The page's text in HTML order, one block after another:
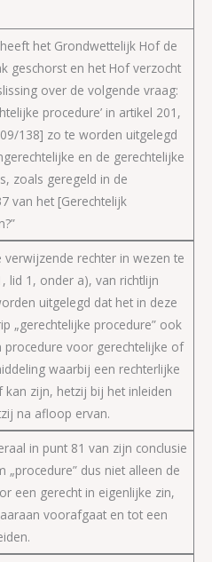
het Grondwettelijk Hof de
geschorst en het Hof verzocht
over de volgende vraag:
procedure’ in artikel 201,
138] zo te worden uitgelegd
en de gerechtelijke
zoals geregeld in de
van het [Gerechtelijk
rechter in wezen te
lid 1, onder a), van richtlijn
uitgelegd dat het in deze
„gerechtelijke procedure” ook
procedure voor gerechtelijke of
waarbij een rechterlijke
zijn, hetzij bij het inleiden
na afloop ervan.
in punt 81 van zijn conclusie
dus niet alleen de
een gerecht in eigenlijke zin,
voorafgaat en tot een